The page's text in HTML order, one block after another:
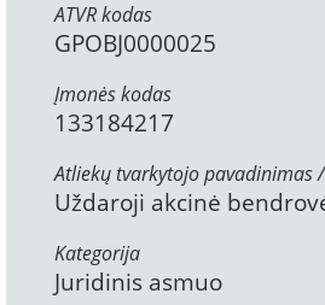
ATVR kodas
GPOBJ0000025
Įmonės kodas
133184217
Atliekų tvarkytojo pavadinimas
Uždaroji akcinė
Kategorija
Juridinis asmuo